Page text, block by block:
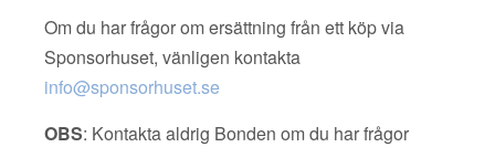
Om du har frågor om ersättning från ett köp via
Sponsorhuset, vänligen kontakta
info@sponsorhuset.se
OBS: Kontakta aldrig Bonden om du har frågor